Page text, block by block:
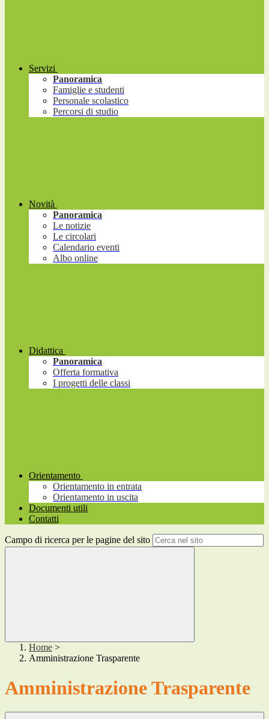
Servizi
Panoramica
Famiglie e studenti
Personale scolastico
Percorsi di studio
Novità
Panoramica
Le notizie
Le circolari
Calendario eventi
Albo online
Didattica
Panoramica
Offerta formativa
I progetti delle classi
Orientamento
Orientamento in entrata
Orientamento in uscita
Documenti utili
Contatti
Campo di ricerca per le pagine del sito
Home >
Amministrazione Trasparente
Amministrazione Trasparente